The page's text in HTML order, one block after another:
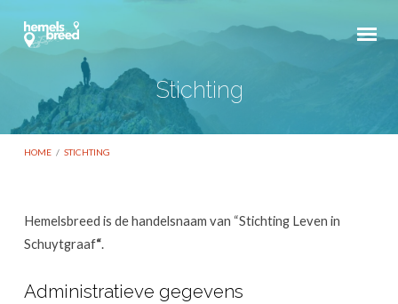
Stichting
HOME / STICHTING
Stichting
Hemelsbreed is de handelsnaam van “Stichting Leven in
Schuytgraaf“.
Administratieve gegevens